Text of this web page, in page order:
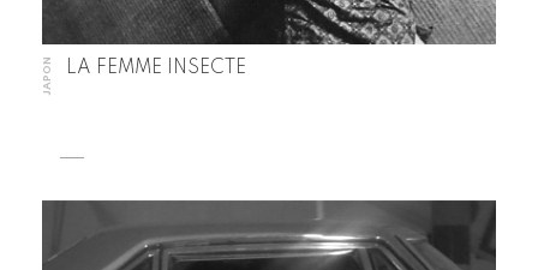
JAPON LA FEMME INSECTE